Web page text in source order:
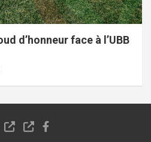
d’honneur face à l’UBB